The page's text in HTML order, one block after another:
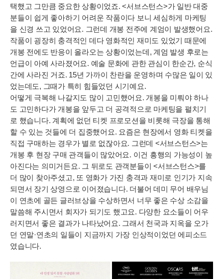
택했고 그만큼 중요한 상황이었죠. <서브스턴스>가 일반 대중
분들이 쉽게 좋아하기 어려운 작품이다 보니 세심하게 마케팅
을 신경 쓰고 있었어요. 그런데 개봉 전주에 계엄이 발생했어요.
작품이 굉장히 충격적인 데다 영화적인 재미도 있었기 때문에
개봉 전에도 반응이 올라오는 상황이었는데, 계엄 발생 후로는
언급이 아예 사라졌어요. 예술 문화에 관한 관심이 한순간, 순식
간에 사라진 거죠. 15년 가까이 찬란을 운영하며 수많은 일이 있
었는데도, 그때가 특히 힘들었던 시기예요.
어떻게 극복해 나갈지도 많이 고민했어요. 개봉을 미뤄야 하나
도 고민하다가 개봉을 앞두고 더 공격적으로 마케팅을 펼치기
로 했습니다. 계획에 없던 티켓 프로모션을 비롯해 극장을 통해
할 수 있는 것들에 더 집중했어요. 요즘은 현장에서 영화 티켓을
직접 구매하는 경우가 별로 없잖아요. 그런데 <서브스턴스>는
개봉 후 현장 구매 관객들이 많았어요. 이건 흥행의 가능성이 높
아진다는 의미거든요. 그 뒤로도 관객분들이 <서브스턴스>를
더 많이 찾아주셨고, 또 영화가 가진 충격과 재미로 인기가 지속
되면서 장기 상영으로 이어졌습니다. 더불어 데미 무어 배우님
이 연초에 골든 글러브상을 수상하면서 너무 좋은 수상 소감을
말씀해 주시면서 회자가 되기도 했고요. 다양한 요소들이 어우
러지면서 좋은 결과가 나타났어요. 그래서 천국과 지옥을 오가
던 연말·연초의 일들이 지금까지 가장 인상적이었던 에피소드
였습니다.